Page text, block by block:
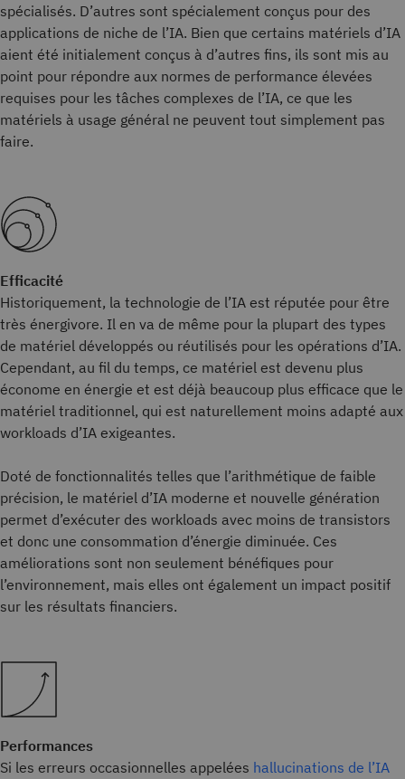
spécialisés. D’autres sont spécialement conçus pour des
applications de niche de l’IA. Bien que certains matériels d’IA
aient été initialement conçus à d’autres fins, ils sont mis au
point pour répondre aux normes de performance élevées
requises pour les tâches complexes de l’IA, ce que les
matériels à usage général ne peuvent tout simplement pas
faire.
Efficacité
Historiquement, la technologie de l’IA est réputée pour être
très énergivore. Il en va de même pour la plupart des types
de matériel développés ou réutilisés pour les opérations d’IA.
Cependant, au fil du temps, ce matériel est devenu plus
économe en énergie et est déjà beaucoup plus efficace que le
matériel traditionnel, qui est naturellement moins adapté aux
workloads d’IA exigeantes.
Doté de fonctionnalités telles que l’arithmétique de faible
précision, le matériel d’IA moderne et nouvelle génération
permet d’exécuter des workloads avec moins de transistors
et donc une consommation d’énergie diminuée. Ces
améliorations sont non seulement bénéfiques pour
l’environnement, mais elles ont également un impact positif
sur les résultats financiers.
Performances
Si les erreurs occasionnelles appelées hallucinations de l’IA